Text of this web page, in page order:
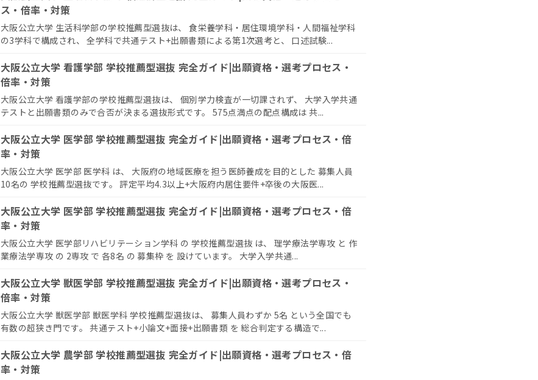
ス・倍率・対策
大阪公立大学 生活科学部の学校推薦型選抜は、 食栄養学科・居住環境学科・人間福祉学科
の3学科で構成され、 全学科で共通テスト+出願書類による第1次選考と、 口述試験...
大阪公立大学 看護学部 学校推薦型選抜 完全ガイド|出願資格・選考プロセス・
倍率・対策
大阪公立大学 看護学部の学校推薦型選抜は、 個別学力検査が一切課されず、 大学入学共通
テストと出願書類のみで合否が決まる選抜形式です。 575点満点の配点構成は 共...
大阪公立大学 医学部 学校推薦型選抜 完全ガイド|出願資格・選考プロセス・倍
率・対策
大阪公立大学 医学部 医学科 は、 大阪府の地域医療を担う医師養成を目的とした 募集人員
10名の 学校推薦型選抜です。 評定平均4.3以上+大阪府内居住要件+卒後の大阪医...
大阪公立大学 医学部 学校推薦型選抜 完全ガイド|出願資格・選考プロセス・倍
率・対策
大阪公立大学 医学部リハビリテーション学科 の 学校推薦型選抜 は、 理学療法学専攻 と 作
業療法学専攻 の 2専攻 で 各8名 の 募集枠 を 設けています。 大学入学共通...
大阪公立大学 獣医学部 学校推薦型選抜 完全ガイド|出願資格・選考プロセス・
倍率・対策
大阪公立大学 獣医学部 獣医学科 学校推薦型選抜は、 募集人員わずか 5名 という全国でも
有数の超狭き門です。 共通テスト+小論文+面接+出願書類 を 総合判定する構造で...
大阪公立大学 農学部 学校推薦型選抜 完全ガイド|出願資格・選考プロセス・倍
率・対策